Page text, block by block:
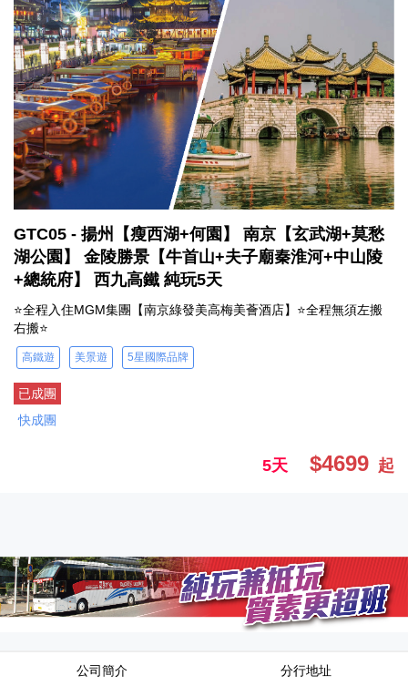
GTC05 - 揚州【瘦西湖+何園】 南京【玄武湖+莫愁
湖公園】 金陵勝景【牛首山+夫子廟秦淮河+中山陵
+總統府】 西九高鐵 純玩5天
⭐全程入住MGM集團【南京綠發美高梅美薈酒店】⭐全程無須左搬
右搬⭐
高鐵遊 美景遊 5星國際品牌
已成團
快成團
5天 $4699 起
公司簡介 分行地址